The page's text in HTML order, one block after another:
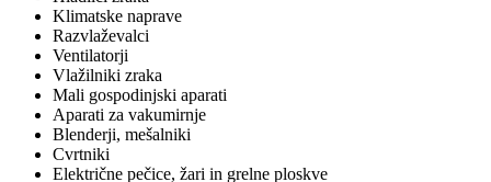
Klimatske naprave
Razvlaževalci
Ventilatorji
Vlažilniki zraka
Mali gospodinjski aparati
Aparati za vakumirnje
Blenderji, mešalniki
Cvrtniki
Električne pečice, žari in grelne ploskve